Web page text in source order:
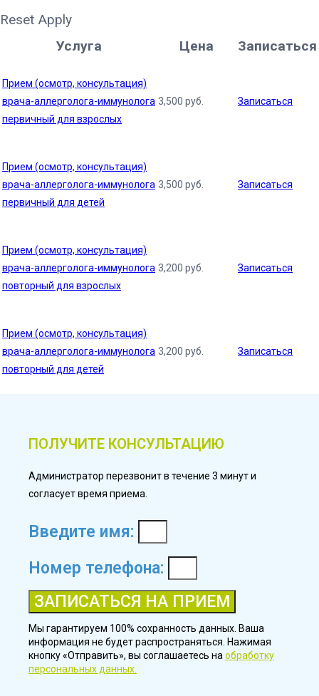
Reset Apply
Услуга
Цена Записаться
Прием (осмотр, консультация)
врача-аллерголога-иммунолога
первичный для взрослых
3,500 руб. Записаться
Прием (осмотр, консультация)
врача-аллерголога-иммунолога
первичный для детей
3,500 руб. Записаться
Прием (осмотр, консультация)
врача-аллерголога-иммунолога
повторный для взрослых
3,200 руб. Записаться
Прием (осмотр, консультация)
врача-аллерголога-иммунолога
повторный для детей
3,200 руб. Записаться
ПОЛУЧИТЕ КОНСУЛЬТАЦИЮ
Администратор перезвонит в течение 3 минут и
согласует время приема.
Введите имя:
Номер телефона:
ЗАПИСАТЬСЯ НА ПРИЕМ
Мы гарантируем 100% сохранность данных. Ваша
информация не будет распространяться. Нажимая
кнопку «Отправить», вы соглашаетесь на обработку
персональных данных.